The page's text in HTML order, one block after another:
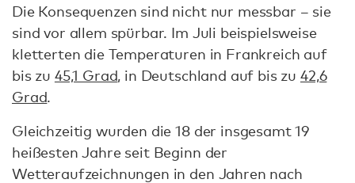
Die Konsequenzen sind nicht nur messbar – sie
sind vor allem spürbar. Im Juli beispielsweise
kletterten die Temperaturen in Frankreich auf
bis zu 45,1 Grad, in Deutschland auf bis zu 42,6
Grad.
Gleichzeitig wurden die 18 der insgesamt 19
heißesten Jahre seit Beginn der
Wetteraufzeichnungen in den Jahren nach